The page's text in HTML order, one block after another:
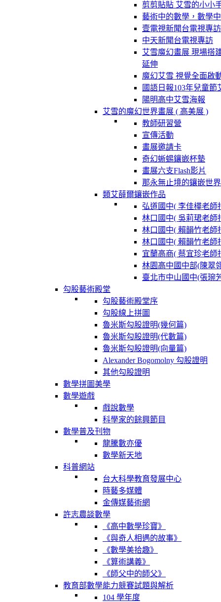
剪剪貼貼 艾雪的小小
藝術中的數學，數學
壹電視新聞台電視專訪
中天新聞台電視專訪
艾雪魔幻畫展 現場搭
延伸
魔幻艾雪 視覺全面啟
國語日報103年兒童節
陽明高中艾雪海報
艾雪的魔幻世界畫展 ( 高美展 )
教師研習營
宣傳活動
畫展邀請卡
奇幻蜥蜴鑲嵌杯墊
畫展六支Flash影片
那永無止境的鑲嵌世界
類艾薛爾鑲嵌作品
弘道國中( 李佳樺老師
林口國中( 吳莉珺老師
林口國中( 賴韻竹老師
林口國中( 賴韻竹老師
宜蘭高商( 蔡宜珍老師
林園高中國中部(陳翠
臺北市中山國中(張琬
勾股藝術殿堂
勾股藝術殿堂序
勾股線上拼圖
魯米斯勾股證明(幾何篇)
魯米斯勾股證明(代數篇)
魯米斯勾股證明(向量篇)
Alexander Bogomolny 勾股證明
其他勾股證明
數學拼圖美學
數學遊戲
戲說數學
科學家的餘興節目
數學普及刊物
龍騰數亦優
數學新天地
科普網站
台大科學教育發展中心
時藝多媒體
金傳媒藝術網
許志農談數學
《高中數學珍寶》
《與奇人相遇的故事》
《數學美拾趣》
《算術講義》
《師父中的師父》
教育部數學能力競賽試題與解析
104 學年度